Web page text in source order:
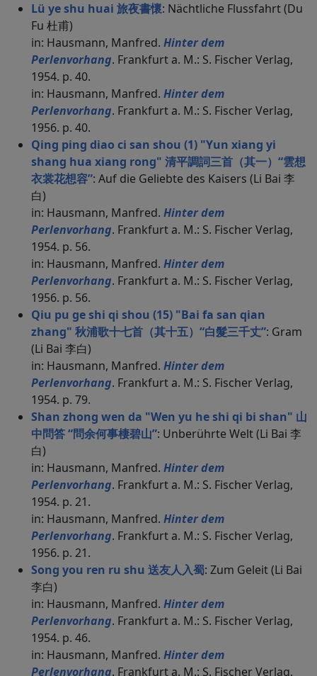
Lü ye shu huai 旅夜書懷: Nächtliche Flussfahrt (Du
Fu 杜甫)
in: Hausmann, Manfred. Hinter dem
Perlenvorhang. Frankfurt a. M.: S. Fischer Verlag,
1954. p. 40.
in: Hausmann, Manfred. Hinter dem
Perlenvorhang. Frankfurt a. M.: S. Fischer Verlag,
1956. p. 40.
Qing ping diao ci san shou (1) "Yun xiang yi
shang hua xiang rong" 清平調詞三首（其一）“雲想
衣裳花想容”: Auf die Geliebte des Kaisers (Li Bai 李
白)
in: Hausmann, Manfred. Hinter dem
Perlenvorhang. Frankfurt a. M.: S. Fischer Verlag,
1954. p. 56.
in: Hausmann, Manfred. Hinter dem
Perlenvorhang. Frankfurt a. M.: S. Fischer Verlag,
1956. p. 56.
Qiu pu ge shi qi shou (15) "Bai fa san qian
zhang" 秋浦歌十七首（其十五）“白髮三千丈”: Gram
(Li Bai 李白)
in: Hausmann, Manfred. Hinter dem
Perlenvorhang. Frankfurt a. M.: S. Fischer Verlag,
1954. p. 79.
Shan zhong wen da "Wen yu he shi qi bi shan" 山
中問答 “問余何事棲碧山”: Unberührte Welt (Li Bai 李
白)
in: Hausmann, Manfred. Hinter dem
Perlenvorhang. Frankfurt a. M.: S. Fischer Verlag,
1954. p. 21.
in: Hausmann, Manfred. Hinter dem
Perlenvorhang. Frankfurt a. M.: S. Fischer Verlag,
1956. p. 21.
Song you ren ru shu 送友人入蜀: Zum Geleit (Li Bai
李白)
in: Hausmann, Manfred. Hinter dem
Perlenvorhang. Frankfurt a. M.: S. Fischer Verlag,
1954. p. 46.
in: Hausmann, Manfred. Hinter dem
Perlenvorhang. Frankfurt a. M.: S. Fischer Verlag,